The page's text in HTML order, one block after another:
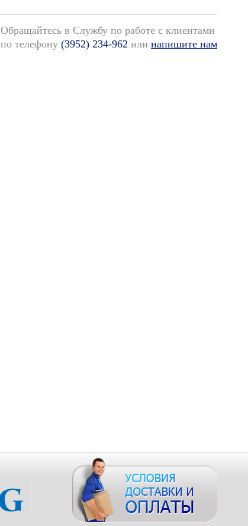
Обращайтесь в Службу по работе с клиентами
по телефону (3952) 234-962 или напишите нам